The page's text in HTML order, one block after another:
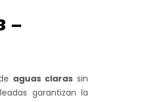
–
aguas clarassin
garantizan la